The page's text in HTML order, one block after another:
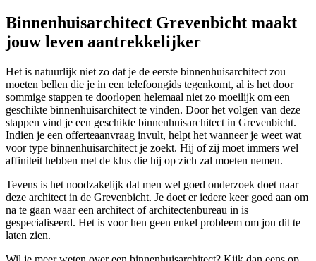
Binnenhuisarchitect Grevenbicht maakt
jouw leven aantrekkelijker
Het is natuurlijk niet zo dat je de eerste binnenhuisarchitect zou
moeten bellen die je in een telefoongids tegenkomt, al is het door
sommige stappen te doorlopen helemaal niet zo moeilijk om een
geschikte binnenhuisarchitect te vinden. Door het volgen van deze
stappen vind je een geschikte binnenhuisarchitect in Grevenbicht.
Indien je een offerteaanvraag invult, helpt het wanneer je weet wat
voor type binnenhuisarchitect je zoekt. Hij of zij moet immers wel
affiniteit hebben met de klus die hij op zich zal moeten nemen.
Tevens is het noodzakelijk dat men wel goed onderzoek doet naar
deze architect in de Grevenbicht. Je doet er iedere keer goed aan om
na te gaan waar een architect of architectenbureau in is
gespecialiseerd. Het is voor hen geen enkel probleem om jou dit te
laten zien.